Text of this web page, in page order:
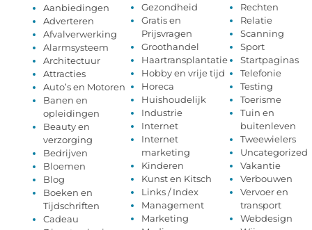
Aanbiedingen
Adverteren
Afvalverwerking
Alarmsysteem
Architectuur
Attracties
Auto’s en Motoren
Banen en
opleidingen
Beauty en
verzorging
Bedrijven
Bloemen
Blog
Boeken en
Tijdschriften
Cadeau
Gezondheid
Gratis en
Prijsvragen
Groothandel
Haartransplantatie
Hobby en vrije tijd
Horeca
Huishoudelijk
Industrie
Internet
Internet
marketing
Kinderen
Kunst en Kitsch
Links / Index
Management
Marketing
Rechten
Relatie
Scanning
Sport
Startpaginas
Telefonie
Testing
Toerisme
Tuin en
buitenleven
Tweewielers
Uncategorized
Vakantie
Verbouwen
Vervoer en
transport
Webdesign